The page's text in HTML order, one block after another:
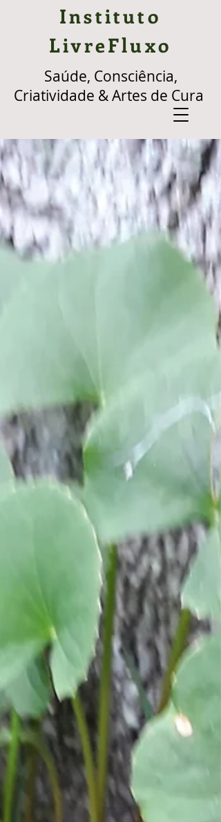
Instituto
LivreFluxo
Saúde, Consciência,
Criatividade & Artes de Cura